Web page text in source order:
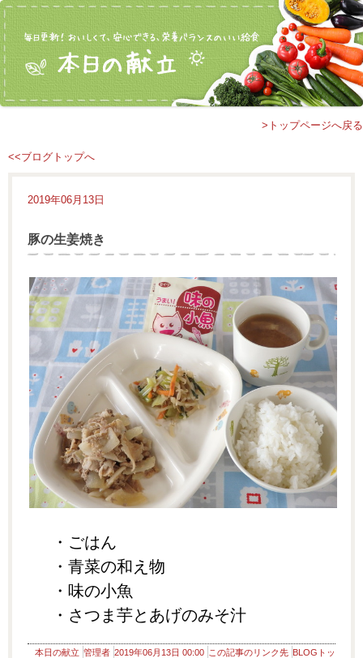
>トップページへ戻る
<<ブログトップへ
2019年06月13日
豚の生姜焼き
・ごはん
・青菜の和え物
・味の小魚
・さつま芋とあげのみそ汁
本日の献立 管理者 2019年06月13日 00:00 この記事のリンク先 BLOGトッ